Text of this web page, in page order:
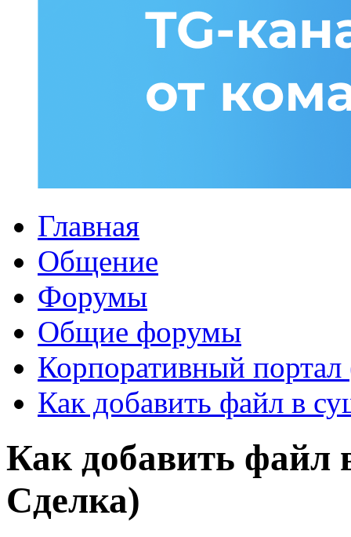
Главная
Общение
Форумы
Общие форумы
Корпоративный
Как добавить файл в
Как добавить файл
Сделка)